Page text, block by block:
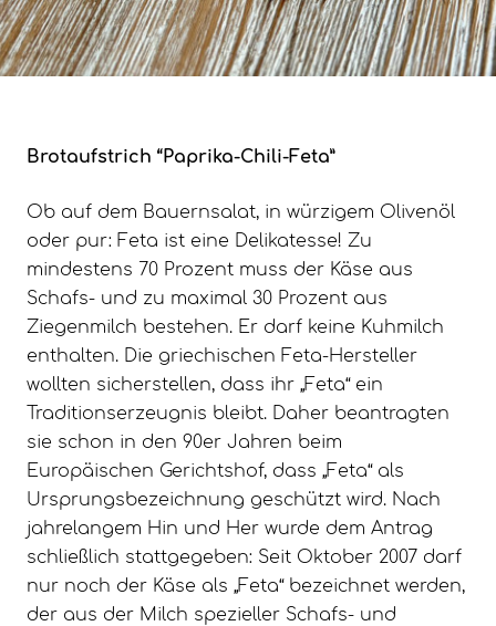
Brotaufstrich “Paprika-Chili-Feta”
Ob auf dem Bauernsalat, in würzigem Olivenöl
oder pur: Feta ist eine Delikatesse! Zu
mindestens 70 Prozent muss der Käse aus
Schafs- und zu maximal 30 Prozent aus
Ziegenmilch bestehen. Er darf keine Kuhmilch
enthalten. Die griechischen Feta-Hersteller
wollten sicherstellen, dass ihr „Feta“ ein
Traditionserzeugnis bleibt. Daher beantragten
sie schon in den 90er Jahren beim
Europäischen Gerichtshof, dass „Feta“ als
Ursprungsbezeichnung geschützt wird. Nach
jahrelangem Hin und Her wurde dem Antrag
schließlich stattgegeben: Seit Oktober 2007 darf
nur noch der Käse als „Feta“ bezeichnet werden,
der aus der Milch spezieller Schafs- und